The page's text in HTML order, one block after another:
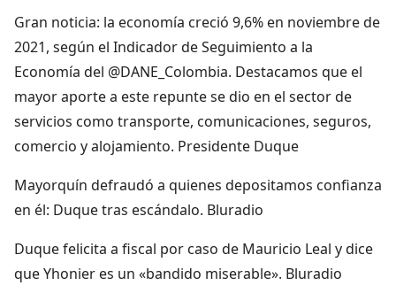
Gran noticia: la economía creció 9,6% en noviembre de
2021, según el Indicador de Seguimiento a la
Economía del @DANE_Colombia. Destacamos que el
mayor aporte a este repunte se dio en el sector de
servicios como transporte, comunicaciones, seguros,
comercio y alojamiento. Presidente Duque
Mayorquín defraudó a quienes depositamos confianza
en él: Duque tras escándalo. Bluradio
Duque felicita a fiscal por caso de Mauricio Leal y dice
que Yhonier es un «bandido miserable». Bluradio